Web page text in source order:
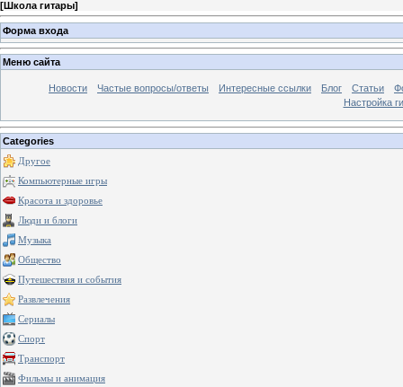
[Школа гитары]
Форма входа
Меню сайта
Новости Частые вопросы/ответы Интересные ссылки Блог Статьи
Настройка
Categories
Другое
Компьютерные игры
Красота и здоровье
Люди и блоги
Музыка
Общество
Путешествия и события
Развлечения
Сериалы
Спорт
Транспорт
Фильмы и анимация